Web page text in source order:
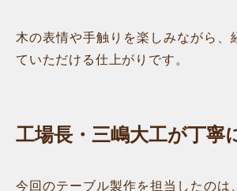
木の表情や手触りを楽しみながら、
ていただける仕上がりです。
工場長・三嶋大工が丁寧
今回のテーブル製作を担当したのは